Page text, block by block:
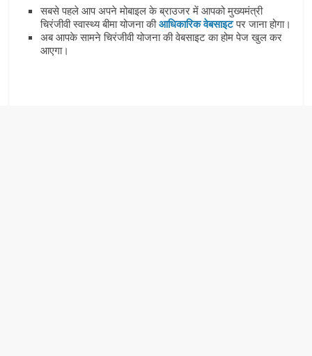
सबसे पहले आप अपने मोबाइल के ब्राउजर में आपको मुख्यमंत्री
चिरंजीवी स्वास्थ्य बीमा योजना कीआधिकारिक वेबसाइटपर जाना होगा।
अब आपके सामने चिरंजीवी योजना की वेबसाइट का होम पेज खुल कर
आएगा।